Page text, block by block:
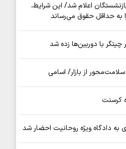
اعلام شد/ این شرایط،
به حداقل حقوق می‌رساند
چیتگر با دوربین‌ها زده شد
کرسنت
به دادگاه ویژه روحانیت احضار شد